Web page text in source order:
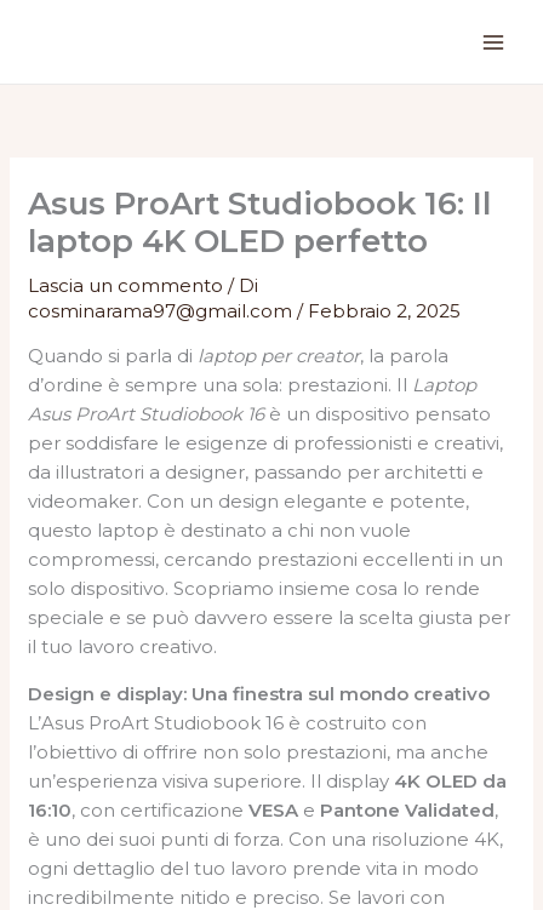
Asus ProArt Studiobook 16: Il
laptop 4K OLED perfetto
Lascia un commento / Di
cosminarama97@gmail.com/ Febbraio 2, 2025
Quando si parla di laptop per creator, la parola
d’ordine è sempre una sola: prestazioni. Il Laptop
Asus ProArt Studiobook 16è un dispositivo pensato
per soddisfare le esigenze di professionisti e creativi,
da illustratori a designer, passando per architetti e
videomaker. Con un design elegante e potente,
questo laptop è destinato a chi non vuole
compromessi, cercando prestazioni eccellenti in un
solo dispositivo. Scopriamo insieme cosa lo rende
speciale e se può davvero essere la scelta giusta per
il tuo lavoro creativo.
Design e display: Una finestra sul mondo creativo
L’Asus ProArt Studiobook 16 è costruito con
l’obiettivo di offrire non solo prestazioni, ma anche
un’esperienza visiva superiore. Il display 4K OLED da
16:10, con certificazioneVESA e Pantone Validated,
è uno dei suoi punti di forza. Con una risoluzione 4K,
ogni dettaglio del tuo lavoro prende vita in modo
incredibilmente nitido e preciso. Se lavori con